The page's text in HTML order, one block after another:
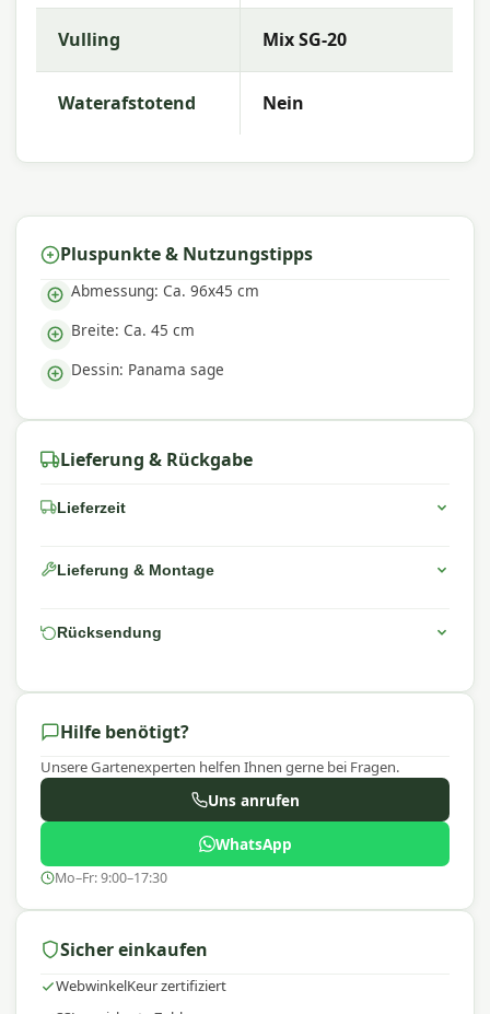
Gartenkissen mit ausgezeichneter Farbechtheit
und Komfort. Die Kollektion zeichnet sich durch
trendige Designs, langlebige Materialien und eine
hervorragende Passform aus – perfekt für einen
komfortablen Außenbereich.
Vulling Mix SG-20
Waterafstotend Nein
Pluspunkte & Nutzungstipps
Abmessung: Ca. 96x45 cm
Breite: Ca. 45 cm
Dessin: Panama sage
Lieferung & Rückgabe
Lieferzeit
Lieferung & Montage
Rücksendung
Hilfe benötigt?
Unsere Gartenexperten helfen Ihnen gerne bei Fragen.
Uns anrufen
WhatsApp
Mo–Fr: 9:00–17:30
Sicher einkaufen
WebwinkelKeur zertifiziert